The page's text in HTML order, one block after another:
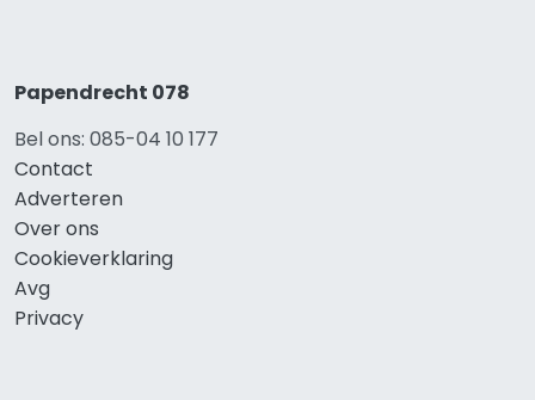
Papendrecht 078
Bel ons: 085-04 10 177
Contact
Adverteren
Over ons
Cookieverklaring
Avg
Privacy